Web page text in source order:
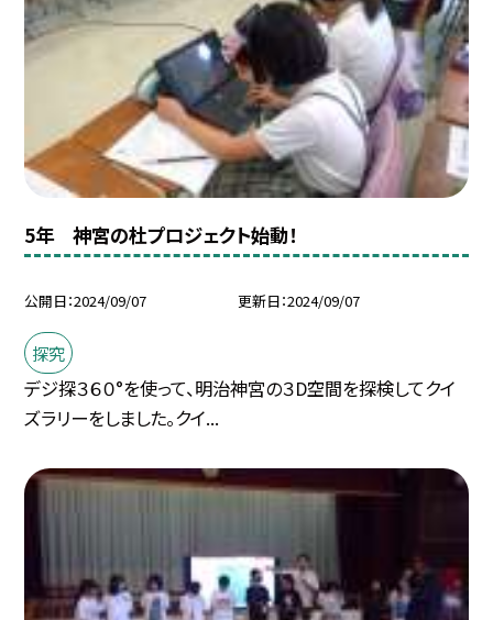
5年 神宮の杜プロジェクト始動！
公開日 2024/09/07 更新日 2024/09/07
探究
デジ探３６０°を使って、明治神宮の３D空間を探検してクイ
ズラリーをしました。クイ...